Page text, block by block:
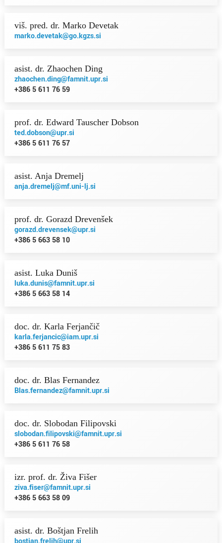
viš. pred. dr. Marko Devetak
marko.devetak@go.kgzs.si
asist. dr. Zhaochen Ding
zhaochen.ding@famnit.upr.si
+386 5 611 76 59
prof. dr. Edward Tauscher Dobson
ted.dobson@upr.si
+386 5 611 76 57
asist. Anja Dremelj
anja.dremelj@mf.uni-lj.si
prof. dr. Gorazd Drevenšek
gorazd.drevensek@upr.si
+386 5 663 58 10
asist. Luka Duniš
luka.dunis@famnit.upr.si
+386 5 663 58 14
doc. dr. Karla Ferjančič
karla.ferjancic@iam.upr.si
+386 5 611 75 83
doc. dr. Blas Fernandez
Blas.fernandez@famnit.upr.si
doc. dr. Slobodan Filipovski
slobodan.filipovski@famnit.upr.si
+386 5 611 76 58
izr. prof. dr. Živa Fišer
ziva.fiser@famnit.upr.si
+386 5 663 58 09
asist. dr. Boštjan Frelih